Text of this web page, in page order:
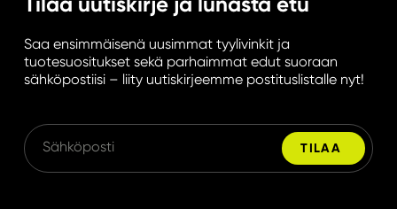
Saa ensimmäisenä uusimmat tyylivinkit ja
tuotesuositukset sekä parhaimmat edut suoraan
sähköpostiisi – liity uutiskirjeemme postituslistalle nyt!